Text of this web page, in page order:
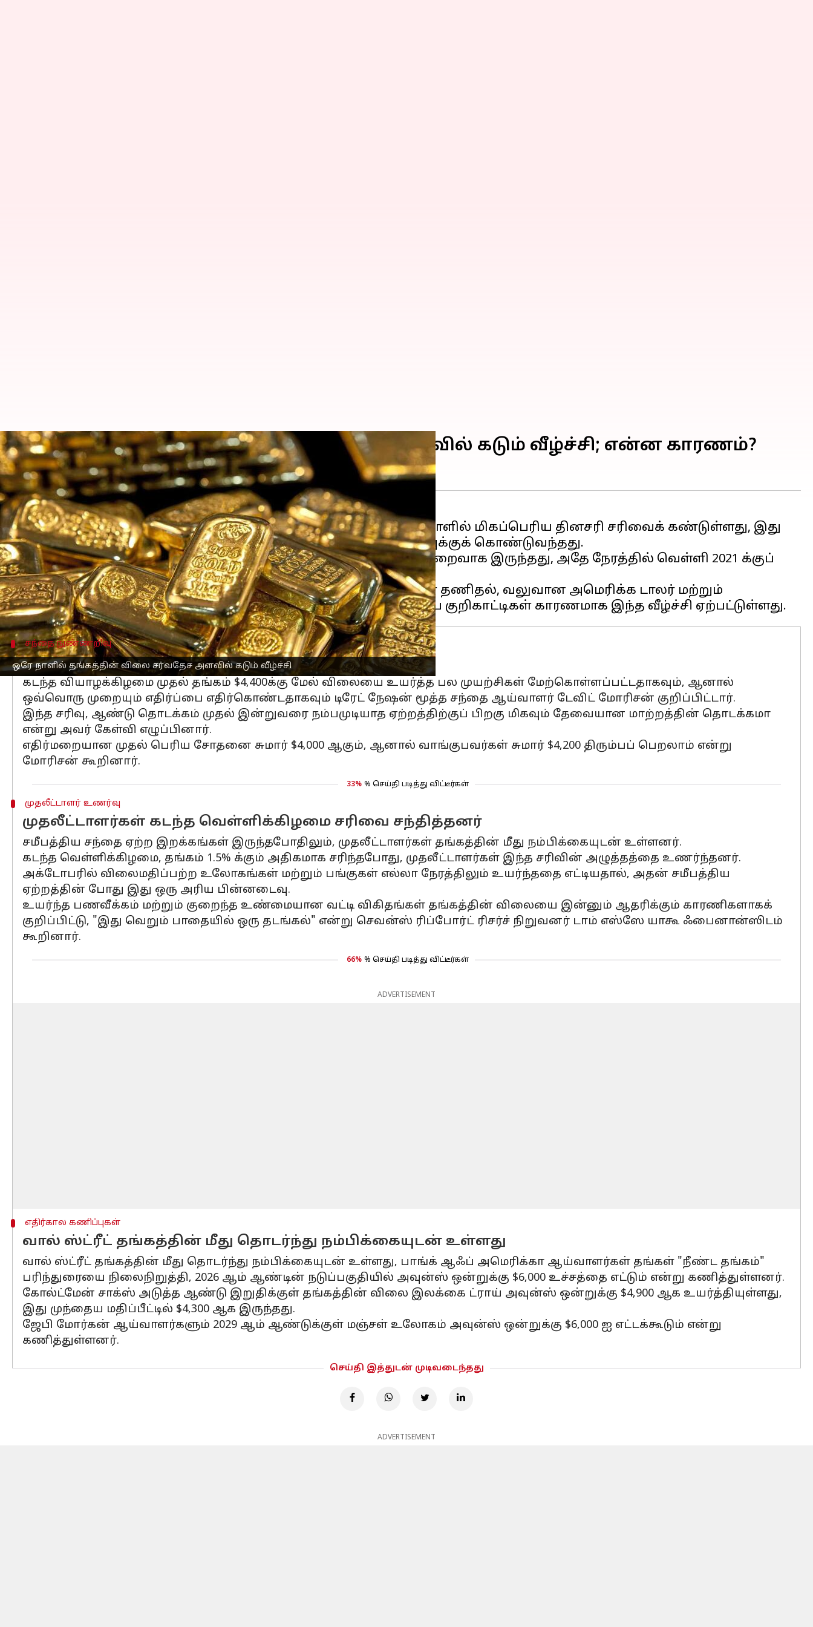
ஒரே நாளில் தங்கத்தின் விலை சர்வதேச அளவில் கடும் வீழ்ச்சி
ஒரே நாளில் தங்கத்தின் விலை சர்வதேச அளவில் கடும் வீழ்ச்சி; என்ன காரணம்?
எழுதியவர் Venkatalakshmi V Oct 22, 2025 01:44 pm
செய்தி முன்னோட்டம்
தங்கம்மற்றும் வெள்ளி விலைகள் பல ஆண்டுகளுக்கு பிறகு ஒரே நாளில் மிகப்பெரிய தினசரி சரிவைக் கண்டுள்ளது, இது
விலைமதிப்பற்ற உலோகங்களின் அதிர்ச்சியூட்டும் ஏற்றத்தை முடிவுக்குக் கொண்டுவந்தது.
ஸ்பாட் தங்கம் 6.3% வரை சரிந்து ஒரு டிராய் அவுன்ஸ் $4,100 க்கும் குறைவாக இருந்தது, அதே நேரத்தில் வெள்ளி 2021 க்குப்
பிறகு ஒரே நாளில் 8% க்கும் அதிகமாக சரிந்தது.
அமெரிக்காவிற்கும் சீனாவிற்கும் இடையிலான வர்த்தக பதட்டங்கள் தணிதல், வலுவான அமெரிக்க டாலர் மற்றும்
சந்தை நுண்ணறிவு
இது ஒரு மாற்றத்தின் தொடக்கமா?
கடந்த வியாழக்கிழமை முதல் தங்கம் $4,400க்கு மேல் விலையை உயர்த்த பல முயற்சிகள் மேற்கொள்ளப்பட்டதாகவும், ஆனால்
ஒவ்வொரு முறையும் எதிர்ப்பை எதிர்கொண்டதாகவும் டிரேட் நேஷன் மூத்த சந்தை ஆய்வாளர் டேவிட் மோரிசன் குறிப்பிட்டார்.
இந்த சரிவு, ஆண்டு தொடக்கம் முதல் இன்றுவரை நம்பமுடியாத ஏற்றத்திற்குப் பிறகு மிகவும் தேவையான மாற்றத்தின் தொடக்கமா
என்று அவர் கேள்வி எழுப்பினார்.
எதிர்மறையான முதல் பெரிய சோதனை சுமார் $4,000 ஆகும், ஆனால் வாங்குபவர்கள் சுமார் $4,200 திரும்பப் பெறலாம் என்று
மோரிசன் கூறினார்.
33% % செய்தி படித்து விட்டீர்கள்
முதலீட்டாளர் உணர்வு
முதலீட்டாளர்கள் கடந்த வெள்ளிக்கிழமை சரிவை சந்தித்தனர்
சமீபத்திய சந்தை ஏற்ற இறக்கங்கள் இருந்தபோதிலும், முதலீட்டாளர்கள் தங்கத்தின் மீது நம்பிக்கையுடன் உள்ளனர்.
கடந்த வெள்ளிக்கிழமை, தங்கம் 1.5% க்கும் அதிகமாக சரிந்தபோது, ​​முதலீட்டாளர்கள் இந்த சரிவின் அழுத்தத்தை உணர்ந்தனர்.
அக்டோபரில் விலைமதிப்பற்ற உலோகங்கள் மற்றும் பங்குகள் எல்லா நேரத்திலும் உயர்ந்ததை எட்டியதால், அதன் சமீபத்திய
ஏற்றத்தின் போது இது ஒரு அரிய பின்னடைவு.
உயர்ந்த பணவீக்கம் மற்றும் குறைந்த உண்மையான வட்டி விகிதங்கள் தங்கத்தின் விலையை இன்னும் ஆதரிக்கும் காரணிகளாகக்
குறிப்பிட்டு, "இது வெறும் பாதையில் ஒரு தடங்கல்" என்று செவன்ஸ் ரிப்போர்ட் ரிசர்ச் நிறுவனர் டாம் எஸ்ஸே யாகூ ஃபைனான்ஸிடம்
கூறினார்.
66% % செய்தி படித்து விட்டீர்கள்
ADVERTISEMENT
எதிர்கால கணிப்புகள்
வால் ஸ்ட்ரீட் தங்கத்தின் மீது தொடர்ந்து நம்பிக்கையுடன் உள்ளது
வால் ஸ்ட்ரீட் தங்கத்தின் மீது தொடர்ந்து நம்பிக்கையுடன் உள்ளது, பாங்க் ஆஃப் அமெரிக்கா ஆய்வாளர்கள் தங்கள் "நீண்ட தங்கம்"
பரிந்துரையை நிலைநிறுத்தி, 2026 ஆம் ஆண்டின் நடுப்பகுதியில் அவுன்ஸ் ஒன்றுக்கு $6,000 உச்சத்தை எட்டும் என்று கணித்துள்ளனர்.
கோல்ட்மேன் சாக்ஸ் அடுத்த ஆண்டு இறுதிக்குள் தங்கத்தின் விலை இலக்கை ட்ராய் அவுன்ஸ் ஒன்றுக்கு $4,900 ஆக உயர்த்தியுள்ளது,
இது முந்தைய மதிப்பீட்டில் $4,300 ஆக இருந்தது.
ஜேபி மோர்கன் ஆய்வாளர்களும் 2029 ஆம் ஆண்டுக்குள் மஞ்சள் உலோகம் அவுன்ஸ் ஒன்றுக்கு $6,000 ஐ எட்டக்கூடும் என்று
கணித்துள்ளனர்.
செய்தி இத்துடன் முடிவடைந்தது
ADVERTISEMENT